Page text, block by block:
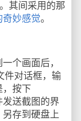
其间采用的那
奇妙感觉。
个画面后，
件对话框，输
，按下
发送截图的界
存到硬盘上